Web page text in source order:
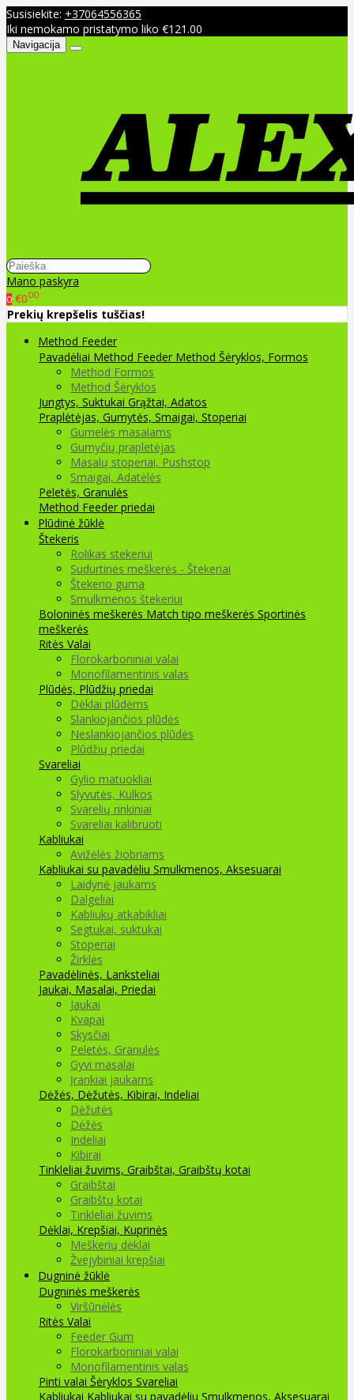
Susisiekite: +37064556365
Iki nemokamo pristatymo liko €121.00
Navigacija
Mano paskyra
0 €000
Prekių krepšelis tuščias!
Method Feeder
Pavadėliai Method Feeder Method Šėryklos, Formos
Method Formos
Method Šėryklos
Jungtys, Suktukai Grąžtai, Adatos
Praplėtėjas, Gumytės, Smaigai, Stoperiai
Gumelės masalams
Gumyčių prapletėjas
Masalų stoperiai, Pushstop
Smaigai, Adatėlės
Peletės, Granulės
Method Feeder priedai
Plūdinė žūklė
Štekeris
Rolikas stekeriui
Sudurtinės meškerės - Štekeriai
Štekerio guma
Smulkmenos štekeriui
Boloninės meškerės Match tipo meškerės Sportinės
meškerės
Ritės Valai
Florokarboniniai valai
Monofilamentinis valas
Plūdės, Plūdžių priedai
Dėklai plūdėms
Slankiojančios plūdės
Neslankiojančios plūdės
Plūdžių priedai
Svareliai
Gylio matuokliai
Slyvutės, Kulkos
Svarelių rinkiniai
Svareliai kalibruoti
Kabliukai
Avižėlės žiobriams
Kabliukai su pavadėliu Smulkmenos, Aksesuarai
Laidynė jaukams
Dalgeliai
Kabliukų atkabikliai
Segtukai, suktukai
Stoperiai
Žirklės
Pavadėlinės, Lanksteliai
Jaukai, Masalai, Priedai
Jaukai
Kvapai
Skysčiai
Peletės, Granulės
Gyvi masalai
Įrankiai jaukams
Dėžės, Dėžutės, Kibirai, Indeliai
Dėžutės
Dėžės
Indeliai
Kibirai
Tinkleliai žuvims, Graibštai, Graibštų kotai
Graibštai
Graibštų kotai
Tinkleliai žuvims
Dėklai, Krepšiai, Kuprinės
Meškerių dėklai
Žvejybiniai krepšiai
Dugninė žūklė
Dugninės meškerės
Viršūnėlės
Ritės Valai
Feeder Gum
Florokarboniniai valai
Monofilamentinis valas
Pinti valai Šėryklos Svareliai
Kabliukai Kabliukai su pavadėliu Smulkmenos, Aksesuarai